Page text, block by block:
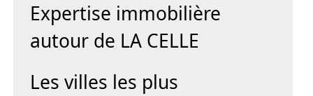
Expertise immobilière
autour de LA CELLE
Les villes les plus